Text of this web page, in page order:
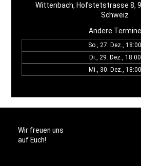
Wittenbach, Hofstetstrasse 8,
Schweiz
Andere Termine
So., 27. Dez., 18:00
Di., 29. Dez., 18:00
Mi., 30. Dez., 18:00
Wir freuen uns
auf Euch!